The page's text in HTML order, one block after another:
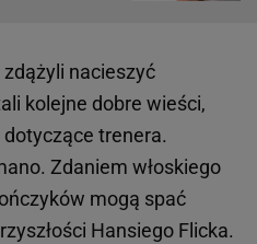
nacieszyć
kolejne dobre wieści,
trenera.
Zdaniem włoskiego
mogą spać
Hansiego Flicka.